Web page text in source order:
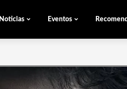
Noticias Eventos